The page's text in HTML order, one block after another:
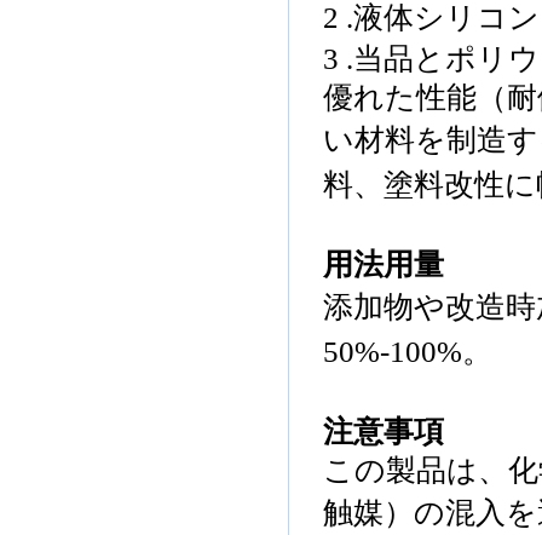
2 .液体シリコ
3 .当品と ポリ
優れた性能 （
い材料を制造
料、塗料改性に
用法用量
添加物や改造
50%-100%。
注意事項
この製品は、
触媒） の混入